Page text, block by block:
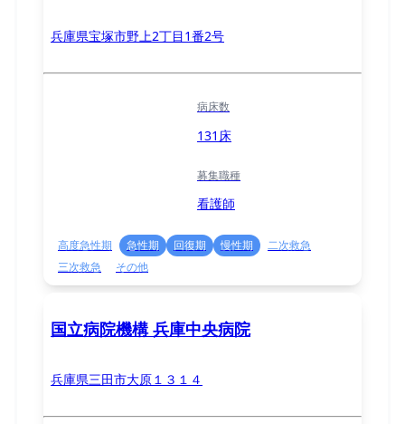
兵庫県宝塚市野上2丁目1番2号
病床数
131床
募集職種
看護師
高度急性期 急性期 回復期 慢性期
二次救急
三次救急
その他
国立病院機構 兵庫中央病院
兵庫県三田市大原１３１４